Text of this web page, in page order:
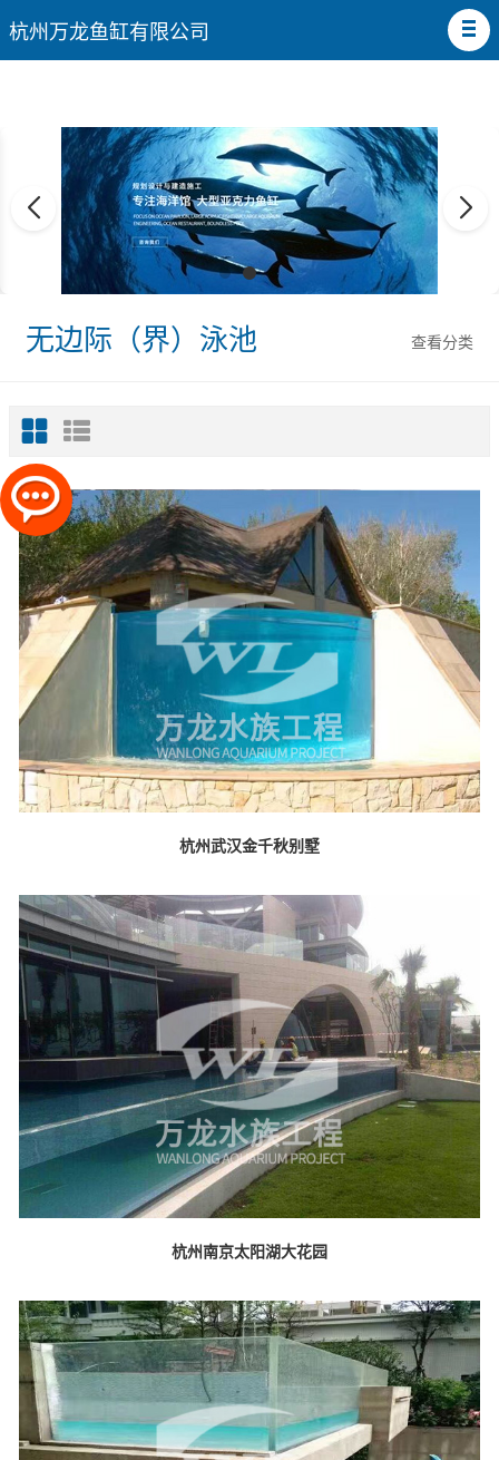
杭州万龙鱼缸有限公司
查看分类
无边际（界）泳池
杭州武汉金千秋别墅
杭州南京太阳湖大花园